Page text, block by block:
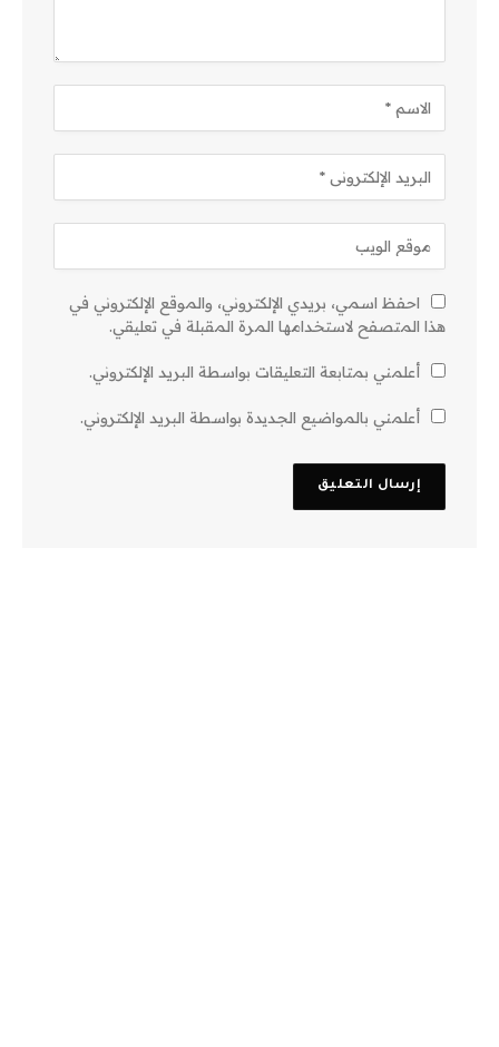
احفظ اسمي، بريدي الإلكتروني، والموقع الإلكتروني في
هذا المتصفح لاستخدامها المرة المقبلة في تعليقي.
أعلمني بمتابعة التعليقات بواسطة البريد الإلكتروني.
أعلمني بالمواضيع الجديدة بواسطة البريد الإلكتروني.